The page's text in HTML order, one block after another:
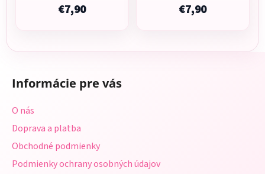
€7,90 €7,90
Informácie pre vás
O nás
Doprava a platba
Obchodné podmienky
Podmienky ochrany osobných údajov